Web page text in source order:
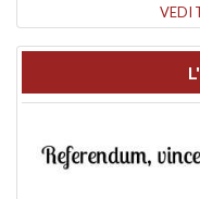
VEDI